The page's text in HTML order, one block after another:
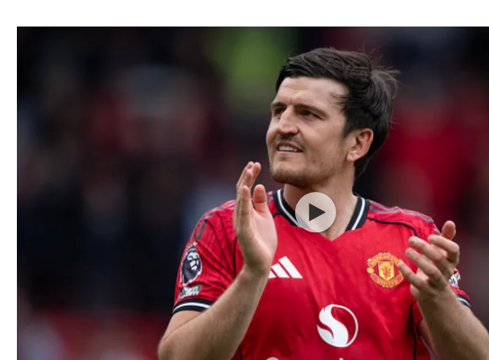
הפועל תל אביב
הפועל חיפה
הפועל באר שבע
מכבי נתניה
בני יהודה
ליגה סינית